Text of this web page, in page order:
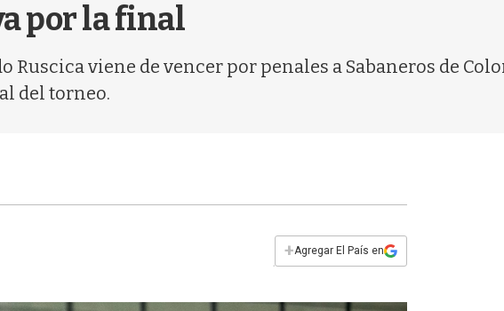
por la final
viene de vencer por penales a Sabaneros de
del torneo.
+Agregar El País en